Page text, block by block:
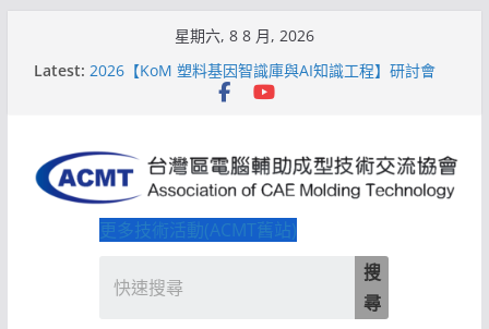
星期六, 8 8 月, 2026
Latest: 2026【KoM 塑料基因智識庫與AI知識工程】研討會
【培訓課程】【ACMT Ｔ零量產】模具估報價：貫穿
具展重磅登場
ACMT打造「Smart Molding 模塑智造平台」主題館
更多技術活動(ACMT舊站)
搜
尋